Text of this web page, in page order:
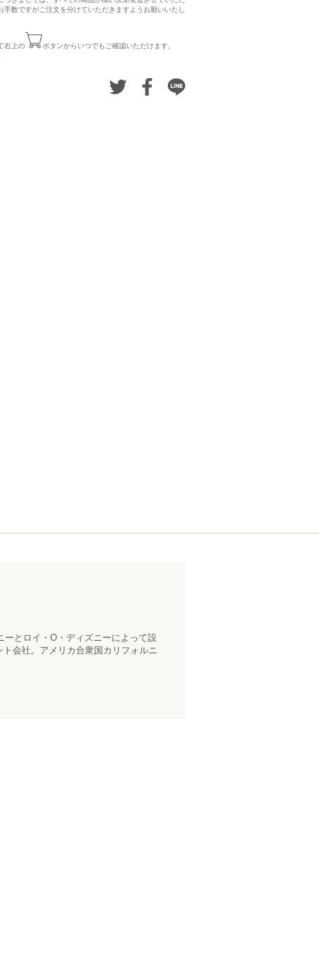
数ですがご注文を分けていただきますようお願いいたし
右上の ボタンからいつでもご確認いただけます。
とロイ・O・ディズニーによって設
会社。アメリカ合衆国カリフォルニ